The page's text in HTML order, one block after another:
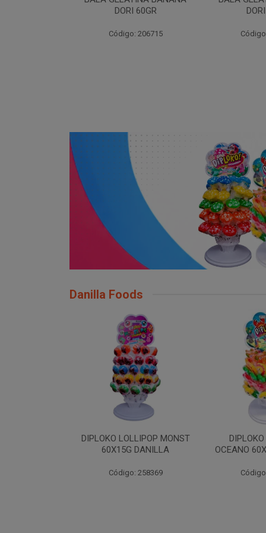
DORI 60GR
Código: 206720
Danilla Foods
DIPLOKO LOLLIPOP
OCEANO 60X15G DANILLA
Código: 258620
DIPLOKO
POP